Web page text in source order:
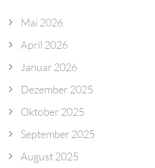
Mai 2026
April 2026
Januar 2026
Dezember 2025
Oktober 2025
September 2025
August 2025